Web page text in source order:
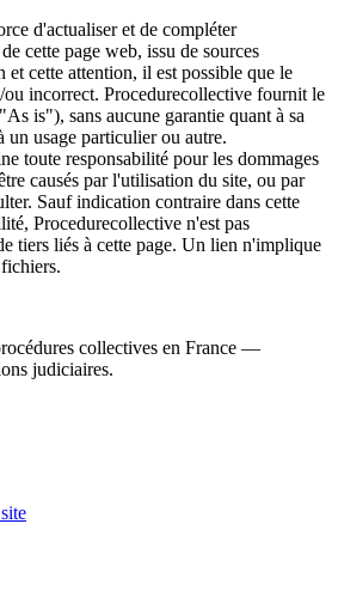
d'actualiser et de compléter
cette page web, issu de sources
cette attention, il est possible que le
incorrect. Procedurecollective fournit le
is"), sans aucune garantie quant à sa
un usage particulier ou autre.
toute responsabilité pour les dommages
causés par l'utilisation du site, ou par
Sauf indication contraire dans cette
Procedurecollective n'est pas
tiers liés à cette page. Un lien n'implique
collectives en France —
judiciaires.